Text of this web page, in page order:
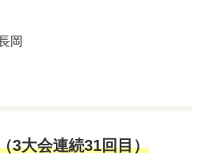
岡
3大会連続31回目）